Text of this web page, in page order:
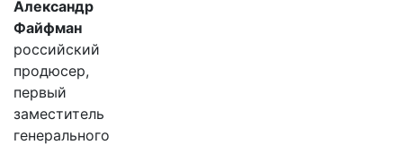
Александр
Файфман
российский
продюсер,
первый
заместитель
генерального